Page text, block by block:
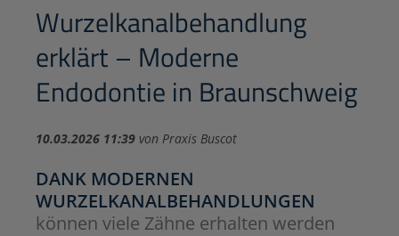
Wurzelkanalbehandlung
erklärt – Moderne
Endodontie in Braunschweig
10.03.2026 11:39 von Praxis Buscot
DANK MODERNEN
WURZELKANALBEHANDLUNGEN
können viele Zähne erhalten werden